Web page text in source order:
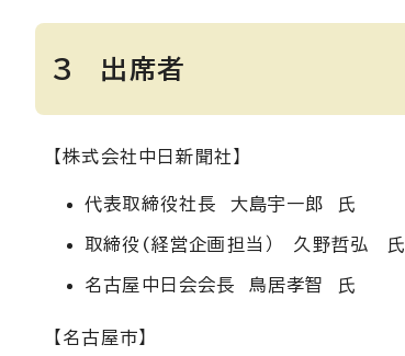
3 出席者
【株式会社中日新聞社】
代表取締役社長 大島宇一郎 氏
取締役(経営企画担当） 久野哲弘 氏
名古屋中日会会長 鳥居孝智 氏
【名古屋市】